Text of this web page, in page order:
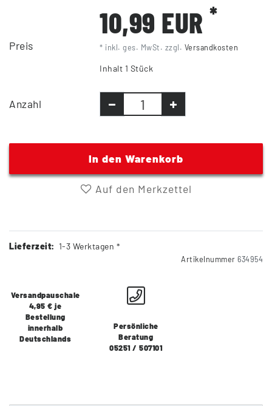
Preis
10,99 EUR*
* inkl. ges. MwSt. zzgl. Versandkosten
Inhalt 1 Stück
Anzahl
In den Warenkorb
Auf den Merkzettel
Lieferzeit: 1-3 Werktagen *
Artikelnummer 634954
Versandpauschale
4,95 € je
Bestellung
innerhalb
Deutschlands
Persönliche
Beratung
05251 / 507101